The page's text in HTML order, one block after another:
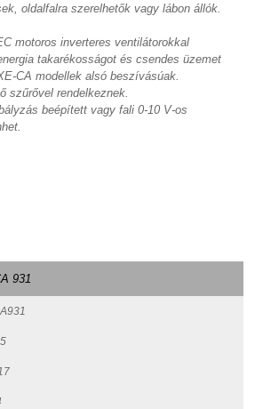
oldalfalra szerelhetők vagy lábon állók.
motoros inverteres ventilátorokkal
takarékosságot és csendes üzemet
CA modellek alsó beszívásúak.
szűrővel rendelkeznek.
beépített vagy fali 0-10 V-os
931